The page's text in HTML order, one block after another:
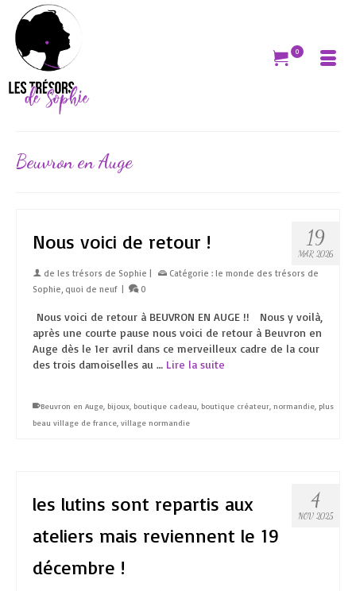
0
Beuvron en Auge
19
MAR 2026
Nous voici de retour !
de les trésors de Sophie Catégorie : le monde des trésors de
Sophie, quoi de neuf 0
Nous voici de retour à BEUVRON EN AUGE !! Nous y voilà,
après une courte pause nous voici de retour à Beuvron en
Auge dès le 1er avril dans ce merveilleux cadre de la cour
des trois damoiselles au … Lire la suite
Beuvron en Auge bijoux boutique cadeau boutique créateur normandie plus
beau village de france village normandie
4
NOV 2025
les lutins sont repartis aux
ateliers mais reviennent le 19
décembre !